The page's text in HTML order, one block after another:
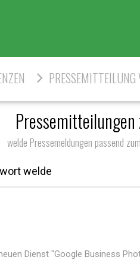
PRESSEMITTEILUNG
Pressemitteilungen
welde Pressemeldungen passend
welde
Dienst "Google Business